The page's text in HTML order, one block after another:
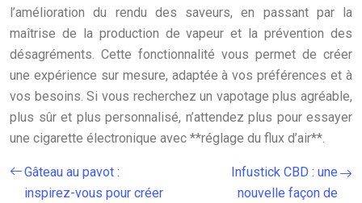
l’amélioration du rendu des saveurs, en passant par la
maîtrise de la production de vapeur et la prévention des
désagréments. Cette fonctionnalité vous permet de créer
une expérience sur mesure, adaptée à vos préférences et à
vos besoins. Si vous recherchez un vapotage plus agréable,
plus sûr et plus personnalisé, n’attendez plus pour essayer
une cigarette électronique avec **réglage du flux d’air**.
Gâteau au pavot :
inspirez-vous pour créer
Infustick CBD : une
nouvelle façon de